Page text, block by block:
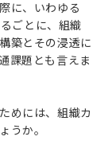
に、いわゆる
ごとに、組織
築とその浸透に
課題とも言えま
めには、組織カ
うか。